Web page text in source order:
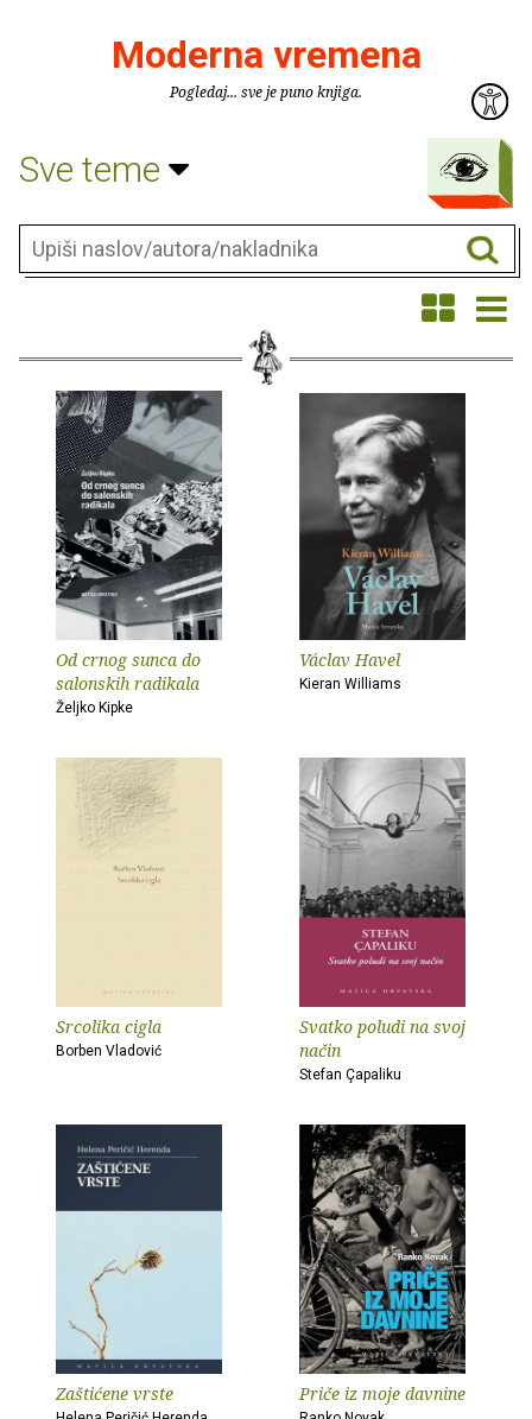
Moderna vremena
Pogledaj... sve je puno knjiga.
Sve teme
Od crnog sunca do
salonskih radikala
Željko Kipke
Václav Havel
Kieran Williams
Srcolika cigla
Borben Vladović
Svatko poludi na svoj
način
Stefan Çapaliku
Zaštićene vrste Priče iz moje davnine